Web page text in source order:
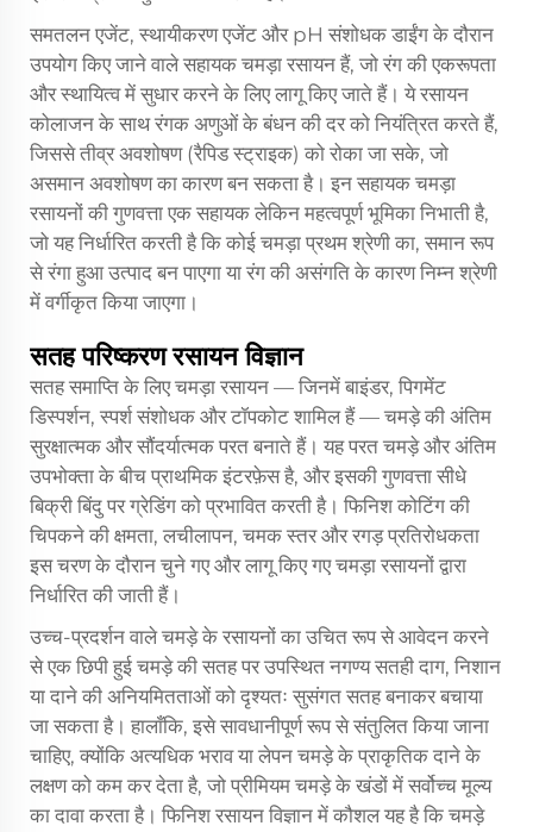
समतलन एजेंट, स्थायीकरण एजेंट और pH संशोधक डाईंग के दौरान
उपयोग किए जाने वाले सहायक चमड़ा रसायन हैं, जो रंग की एकरूपता
और स्थायित्व में सुधार करने के लिए लागू किए जाते हैं। ये रसायन
कोलाजन के साथ रंगक अणुओं के बंधन की दर को नियंत्रित करते हैं,
जिससे तीव्र अवशोषण (रैपिड स्ट्राइक) को रोका जा सके, जो
असमान अवशोषण का कारण बन सकता है। इन सहायक चमड़ा
रसायनों की गुणवत्ता एक सहायक लेकिन महत्वपूर्ण भूमिका निभाती है,
जो यह निर्धारित करती है कि कोई चमड़ा प्रथम श्रेणी का, समान रूप
से रंगा हुआ उत्पाद बन पाएगा या रंग की असंगति के कारण निम्न श्रेणी
में वर्गीकृत किया जाएगा।
सतह परिष्करण रसायन विज्ञान
सतह समाप्ति के लिए चमड़ा रसायन — जिनमें बाइंडर, पिगमेंट
डिस्पर्शन, स्पर्श संशोधक और टॉपकोट शामिल हैं — चमड़े की अंतिम
सुरक्षात्मक और सौंदर्यात्मक परत बनाते हैं। यह परत चमड़े और अंतिम
उपभोक्ता के बीच प्राथमिक इंटरफ़ेस है, और इसकी गुणवत्ता सीधे
बिक्री बिंदु पर ग्रेडिंग को प्रभावित करती है। फिनिश कोटिंग की
चिपकने की क्षमता, लचीलापन, चमक स्तर और रगड़ प्रतिरोधकता
इस चरण के दौरान चुने गए और लागू किए गए चमड़ा रसायनों द्वारा
निर्धारित की जाती हैं।
उच्च-प्रदर्शन वाले चमड़े के रसायनों का उचित रूप से आवेदन करने
से एक छिपी हुई चमड़े की सतह पर उपस्थित नगण्य सतही दाग, निशान
या दाने की अनियमितताओं को दृश्यतः सुसंगत सतह बनाकर बचाया
जा सकता है। हालाँकि, इसे सावधानीपूर्ण रूप से संतुलित किया जाना
चाहिए, क्योंकि अत्यधिक भराव या लेपन चमड़े के प्राकृतिक दाने के
लक्षण को कम कर देता है, जो प्रीमियम चमड़े के खंडों में सर्वोच्च मूल्य
का दावा करता है। फिनिश रसायन विज्ञान में कौशल यह है कि चमड़े